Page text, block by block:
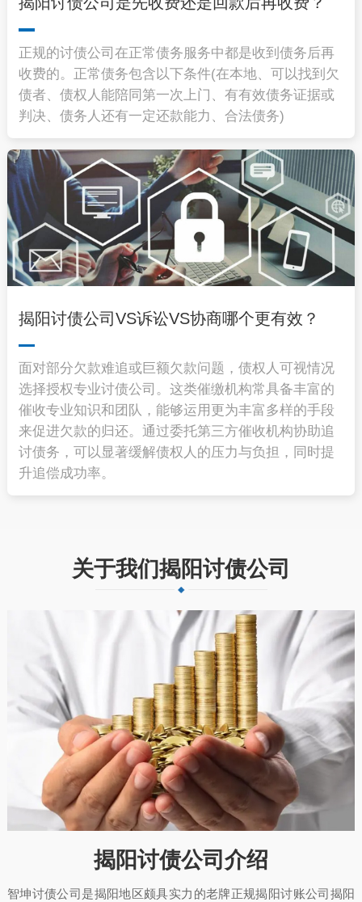
正规的讨债公司在正常债务服务中都是收到债务后再
收费的。正常债务包含以下条件(在本地、可以找到欠
债者、债权人能陪同第一次上门、有有效债务证据或
判决、债务人还有一定还款能力、合法债务)
揭阳讨债公司VS诉讼VS协商哪个更有效？
面对部分欠款难追或巨额欠款问题，债权人可视情况
选择授权专业讨债公司。这类催缴机构常具备丰富的
催收专业知识和团队，能够运用更为丰富多样的手段
来促进欠款的归还。通过委托第三方催收机构协助追
讨债务，可以显著缓解债权人的压力与负担，同时提
升追偿成功率。
关于我们揭阳讨债公司
揭阳讨债公司介绍
智坤讨债公司是揭阳地区颇具实力的老牌正规揭阳讨账公司揭阳